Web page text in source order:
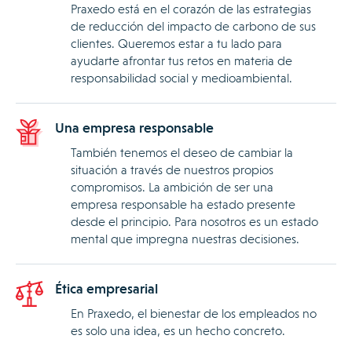
Praxedo está en el corazón de las estrategias
de reducción del impacto de carbono de sus
clientes. Queremos estar a tu lado para
ayudarte afrontar tus retos en materia de
responsabilidad social y medioambiental.
Una empresa responsable
También tenemos el deseo de cambiar la
situación a través de nuestros propios
compromisos. La ambición de ser una
empresa responsable ha estado presente
desde el principio. Para nosotros es un estado
mental que impregna nuestras decisiones.
Ética empresarial
En Praxedo, el bienestar de los empleados no
es solo una idea, es un hecho concreto.